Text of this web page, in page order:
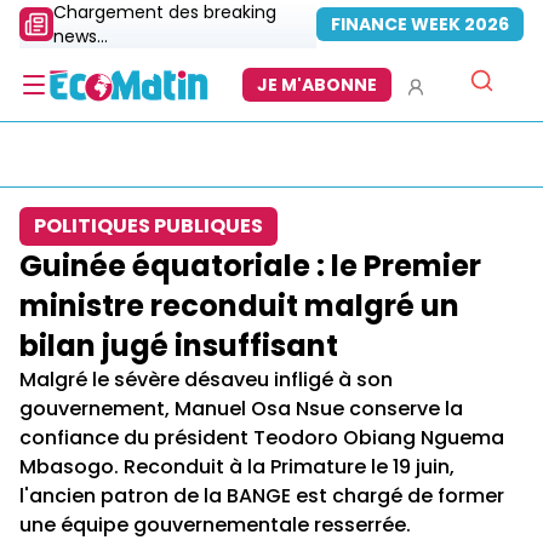
Chargement des breaking
news...
FINANCE WEEK 2026
JE M'ABONNE
POLITIQUES PUBLIQUES
Guinée équatoriale : le Premier
ministre reconduit malgré un
bilan jugé insuffisant
Malgré le sévère désaveu infligé à son
gouvernement, Manuel Osa Nsue conserve la
confiance du président Teodoro Obiang Nguema
Mbasogo. Reconduit à la Primature le 19 juin,
l'ancien patron de la BANGE est chargé de former
une équipe gouvernementale resserrée.​